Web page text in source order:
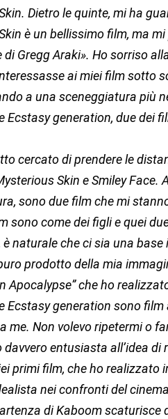
Dietro le quinte, mi ha
è un bellissimo film, ma
di Gregg Araki». Ho sorriso
ai miei film sotto
a una sceneggiatura più
Ecstasy generation, due dei
cercato di prendere le
Skin e Smiley Face.
sono due film che mi
sono come dei figli e quei
naturale che ci sia una
prodotto della mia
Apocalypse” che ho
Ecstasy generation sono
me. Non volevo ripetermi o
davvero entusiasta all’idea
primi film, che ho realizzato
nei confronti del
di Kaboom scaturisce